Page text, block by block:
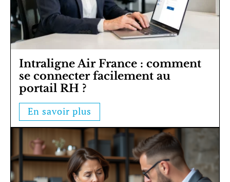
Intraligne Air France : comment
se connecter facilement au
portail RH ?
En savoir plus